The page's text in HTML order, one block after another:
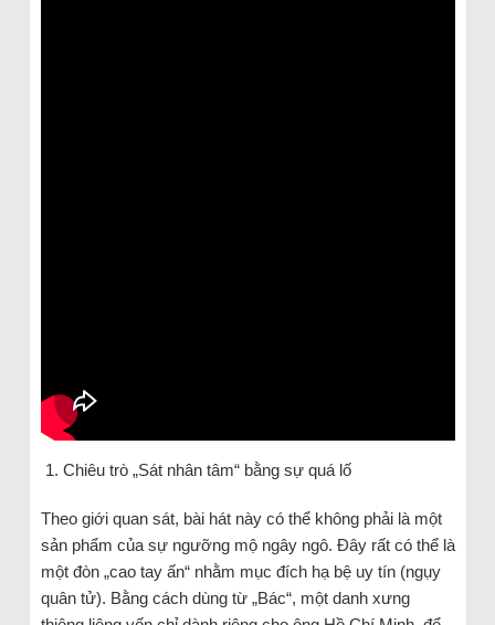
Chiêu trò „Sát nhân tâm“ bằng sự quá lố
Theo giới quan sát, bài hát này có thể không phải là một
sản phẩm của sự ngưỡng mộ ngây ngô. Đây rất có thể là
một đòn „cao tay ấn“ nhằm mục đích hạ bệ uy tín (ngụy
quân tử). Bằng cách dùng từ „Bác“, một danh xưng